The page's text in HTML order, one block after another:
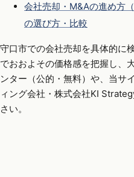
会社売却・M&Aの進め方
の選び方・比較
守口市での会社売却を具体的に
でおおよその価格感を把握し、
ンター（公的・無料）や、当サ
ィング会社・株式会社KI
さい。